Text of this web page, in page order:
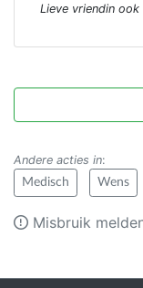
Lieve vriendin
Andere acties in:
Medisch Wens
Misbruik